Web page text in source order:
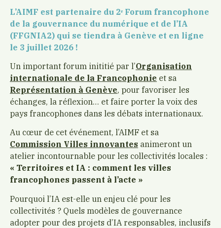
L’AIMF est partenaire du 2ᵉ Forum francophone
de la gouvernance du numérique et de l’IA
(FFGNIA2) qui se tiendra à Genève et en ligne
le 3 juillet 2026 !
Un important forum inititié par l’Organisation
internationale de la Francophonie et sa
Représentation à Genève, pour favoriser les
échanges, la réflexion… et faire porter la voix des
pays francophones dans les débats internationaux.
Au cœur de cet événement, l’AIMF et sa
Commission Villes innovantes animeront un
atelier incontournable pour les collectivités locales :
« Territoires et IA : comment les villes
francophones passent à l’acte »
Pourquoi l’IA est-elle un enjeu clé pour les
collectivités ? Quels modèles de gouvernance
adopter pour des projets d’IA responsables, inclusifs